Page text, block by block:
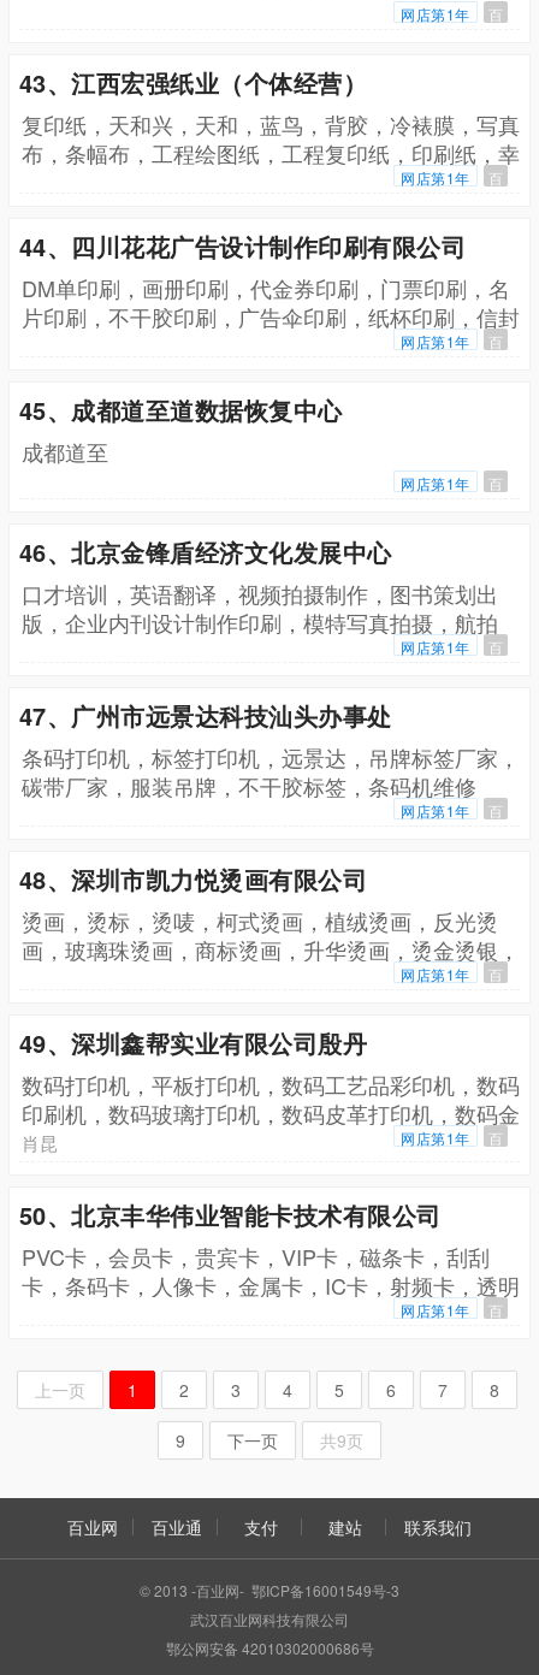
网店第1年 百
43、江西宏强纸业（个体经营）
复印纸，天和兴，天和，蓝鸟，背胶，冷裱膜，写真
布，条幅布，工程绘图纸，工程复印纸，印刷纸，幸
网店第1年 百
44、四川花花广告设计制作印刷有限公司
DM单印刷，画册印刷，代金券印刷，门票印刷，名
片印刷，不干胶印刷，广告伞印刷，纸杯印刷，信封
网店第1年 百
45、成都道至道数据恢复中心
成都道至
网店第1年 百
46、北京金锋盾经济文化发展中心
口才培训，英语翻译，视频拍摄制作，图书策划出
版，企业内刊设计制作印刷，模特写真拍摄，航拍
网店第1年 百
47、广州市远景达科技汕头办事处
条码打印机，标签打印机，远景达，吊牌标签厂家，
碳带厂家，服装吊牌，不干胶标签，条码机维修
网店第1年 百
48、深圳市凯力悦烫画有限公司
烫画，烫标，烫唛，柯式烫画，植绒烫画，反光烫
画，玻璃珠烫画，商标烫画，升华烫画，烫金烫银，
网店第1年 百
49、深圳鑫帮实业有限公司殷丹
数码打印机，平板打印机，数码工艺品彩印机，数码
印刷机，数码玻璃打印机，数码皮革打印机，数码金
属打印机，数码标牌打印机，广告牌数码喷墨机，机
肖昆 网店第1年 百
50、北京丰华伟业智能卡技术有限公司
PVC卡，会员卡，贵宾卡，VIP卡，磁条卡，刮刮
卡，条码卡，人像卡，金属卡，IC卡，射频卡，透明
网店第1年 百
上一页 1 2 3 4 5 6 7 8
9 下一页 共9页
百业网 百业通 支付 建站 联系我们
© 2013 -百业网- 鄂ICP备16001549号-3
武汉百业网科技有限公司
鄂公网安备 42010302000686号